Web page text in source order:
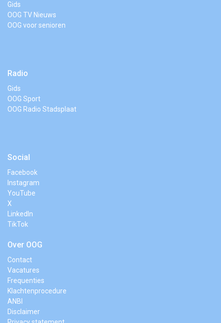
Gids
OOG TV Nieuws
OOG voor senioren
Radio
Gids
OOG Sport
OOG Radio Stadsplaat
Social
Facebook
Instagram
YouTube
X
LinkedIn
TikTok
Over OOG
Contact
Vacatures
Frequenties
Klachtenprocedure
ANBI
Disclaimer